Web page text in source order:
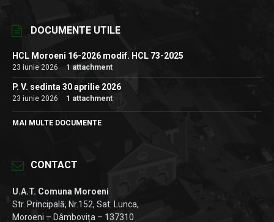
DOCUMENTE UTILE
HCL Moroeni 16-2026 modif. HCL 73-2025
23 iunie 2026 1 attachment
P. V. sedinta 30 aprilie 2026
23 iunie 2026 1 attachment
MAI MULTE DOCUMENTE
CONTACT
U.A.T. Comuna Moroeni
Str. Principală, Nr.152, Sat. Lunca,
Moroeni – Dâmbovița – 137310